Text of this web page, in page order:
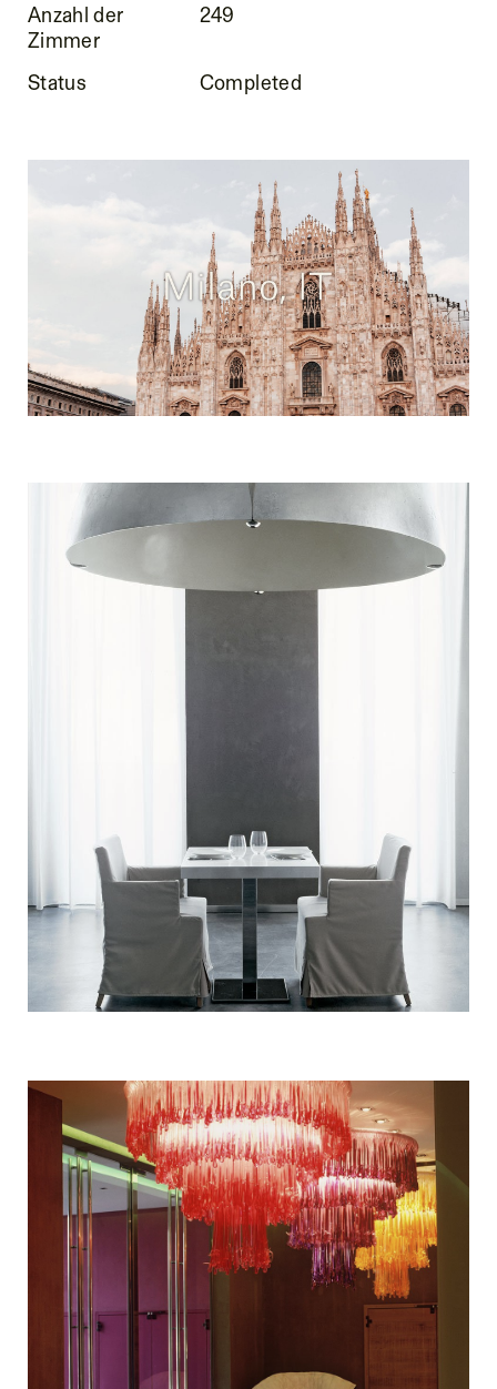
Anzahl der
Zimmer
249
Status Completed